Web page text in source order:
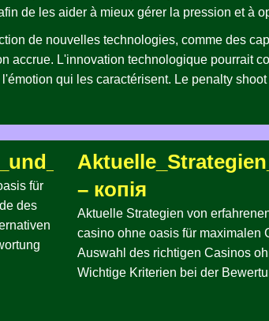
de les aider à mieux gérer la pression et à
de nouvelles technologies, comme des
accrue. L'innovation technologique pourrait
qui les caractérisent. Le penalty
für
des
– копія
Aktuelle Strategien von
casino ohne oasis für maximalen
Auswahl des richtigen Casinos
Wichtige Kriterien bei der